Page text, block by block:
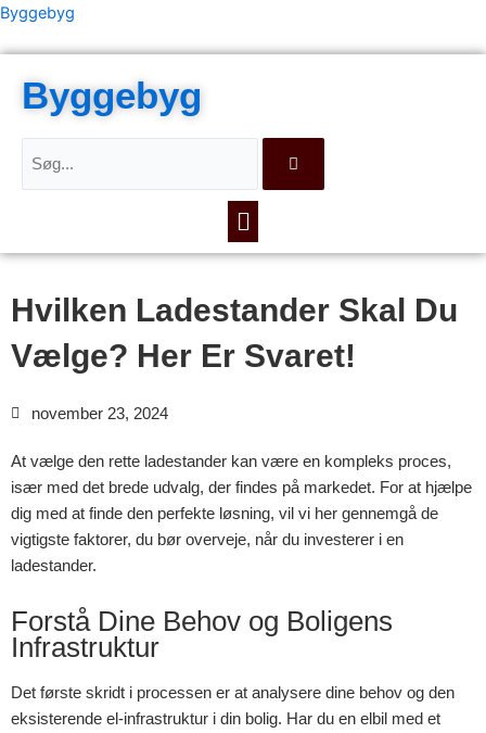
Gå
Byggebyg
Byggebyg
Menu
Hvilken Ladestander Skal Du
Vælge? Her Er Svaret!
november 23, 2024
At vælge den rette ladestander kan være en kompleks proces,
især med det brede udvalg, der findes på markedet. For at hjælpe
dig med at finde den perfekte løsning, vil vi her gennemgå de
vigtigste faktorer, du bør overveje, når du investerer i en
ladestander.
Forstå Dine Behov og Boligens
Infrastruktur
Det første skridt i processen er at analysere dine behov og den
eksisterende el-infrastruktur i din bolig. Har du en elbil med et